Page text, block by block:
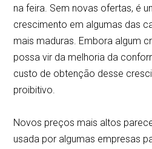
na feira. Sem novas ofertas, é
crescimento em algumas das
mais maduras. Embora algum
possa vir da melhoria da
custo de obtenção desse
proibitivo.
Novos preços mais altos
usada por algumas empresas